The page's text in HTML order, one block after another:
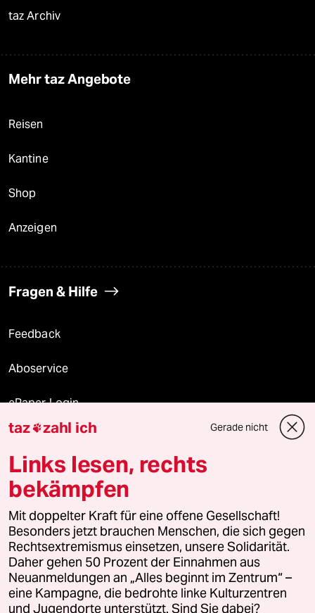
taz Archiv
Mehr taz Angebote
Reisen
Kantine
Shop
Anzeigen
Fragen & Hilfe
Feedback
Aboservice
ePaper Login
Downloads für Abonnierende
© 2026 taz Verlags und Vertriebs GmbH
Alle Rechte vorbehalten. Bei rechtlichen Fragen oder für Genehmigungen
wenden Sie sich bitte an
lizenzen@taz.de
Feedback Redaktionsstatut Kommune-Richtlinien
Leitlinie Informant Datenschutz Impressum AGB
taz zahl ich Gerade nicht
Links lesen, rechts
bekämpfen
Mit doppelter Kraft für eine offene Gesellschaft!
Besonders jetzt brauchen Menschen, die sich gegen
Rechtsextremismus einsetzen, unsere Solidarität.
Daher gehen 50 Prozent der Einnahmen aus
Neuanmeldungen an „Alles beginnt im Zentrum“ –
eine Kampagne, die bedrohte linke Kulturzentren
und Jugendorte unterstützt. Sind Sie dabei?